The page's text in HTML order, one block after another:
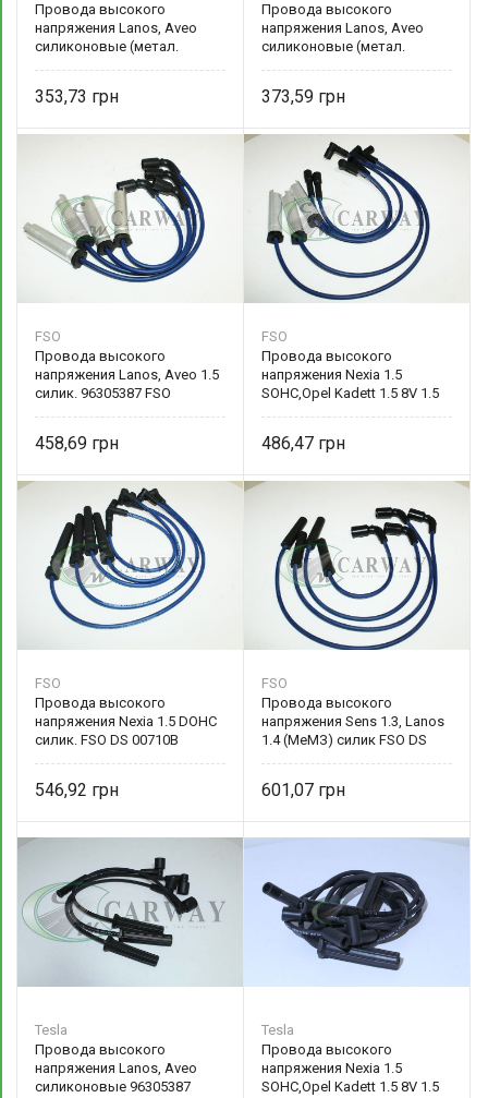
Провода высокого
напряжения Lanos, Aveo
силиконовые (метал.
353,73
Провода высокого
напряжения Lanos, Aveo
силиконовые (метал.
373,59
FSO
Провода высокого
напряжения Lanos, Aveo 1.5
силик. 96305387 FSO
458,69
FSO
Провода высокого
напряжения Nexia 1.5
SOHC,Opel Kadett 1.5 8V 1.5
486,47
FSO
Провода высокого
напряжения Nexia 1.5 DOHC
силик. FSO DS 00710B
546,92
FSO
Провода высокого
напряжения Sens 1.3, Lanos
1.4 (МеМЗ) силик FSO DS
601,07
Tesla
Провода высокого
напряжения Lanos, Aveo
силиконовые 96305387
Tesla
Провода высокого
напряжения Nexia 1.5
SOHC,Opel Kadett 1.5 8V 1.5